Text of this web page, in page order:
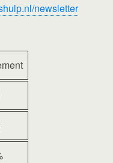
newsletter